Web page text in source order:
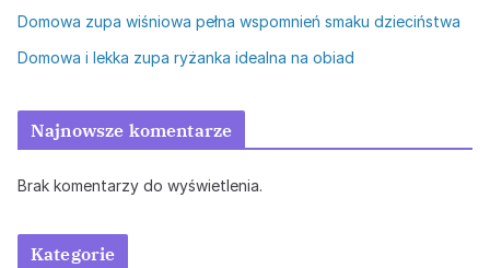
Domowa zupa wiśniowa pełna wspomnień smaku dzieciństwa
Domowa i lekka zupa ryżanka idealna na obiad
Najnowsze komentarze
Brak komentarzy do wyświetlenia.
Kategorie